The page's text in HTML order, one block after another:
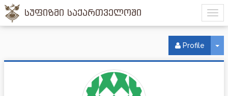
სუფიზმი საქართველოში
Profile